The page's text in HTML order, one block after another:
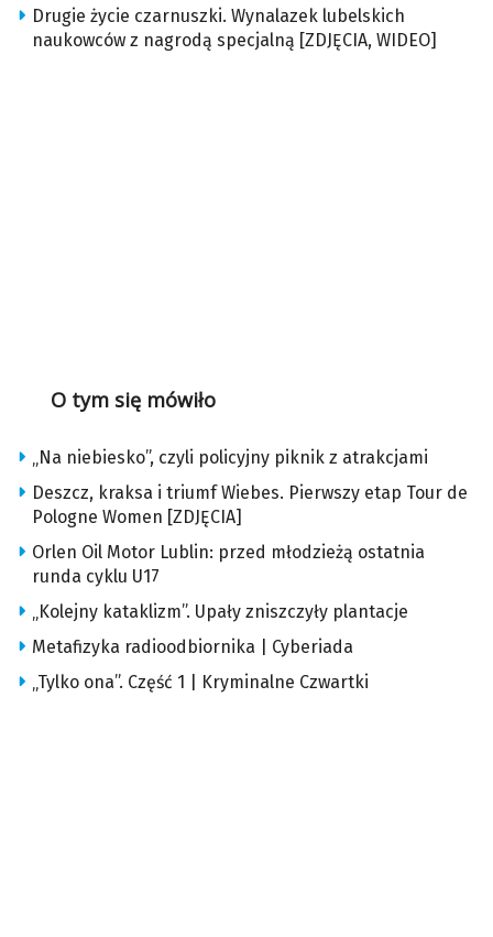
Drugie życie czarnuszki. Wynalazek lubelskich
naukowców z nagrodą specjalną [ZDJĘCIA, WIDEO]
O tym się mówiło
„Na niebiesko”, czyli policyjny piknik z atrakcjami
Deszcz, kraksa i triumf Wiebes. Pierwszy etap Tour de
Pologne Women [ZDJĘCIA]
Orlen Oil Motor Lublin: przed młodzieżą ostatnia
runda cyklu U17
„Kolejny kataklizm”. Upały zniszczyły plantacje
Metafizyka radioodbiornika | Cyberiada
„Tylko ona”. Część 1 | Kryminalne Czwartki